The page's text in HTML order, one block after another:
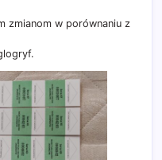
zmianom w porównaniu z